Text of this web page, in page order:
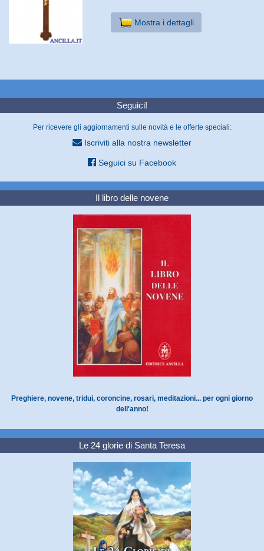
Mostra i dettagli
Seguici!
Per ricevere gli aggiornamenti sulle novità e le offerte speciali:
Iscriviti alla nostra newsletter
Seguici su Facebook
Il libro delle novene
Preghiere, novene, tridui, coroncine, rosari, meditazioni... per ogni giorno
dell'anno!
Le 24 glorie di Santa Teresa